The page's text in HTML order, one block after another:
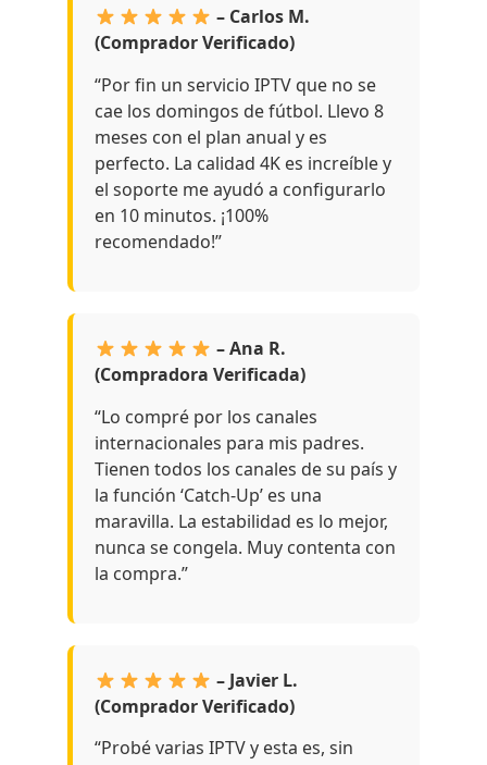
– Carlos M.
(Comprador Verificado)
“Por fin un servicio IPTV que no se
cae los domingos de fútbol. Llevo 8
meses con el plan anual y es
perfecto. La calidad 4K es increíble y
el soporte me ayudó a configurarlo
en 10 minutos. ¡100%
recomendado!”
– Ana R.
(Compradora Verificada)
“Lo compré por los canales
internacionales para mis padres.
Tienen todos los canales de su país y
la función ‘Catch-Up’ es una
maravilla. La estabilidad es lo mejor,
nunca se congela. Muy contenta con
la compra.”
– Javier L.
(Comprador Verificado)
“Probé varias IPTV y esta es, sin